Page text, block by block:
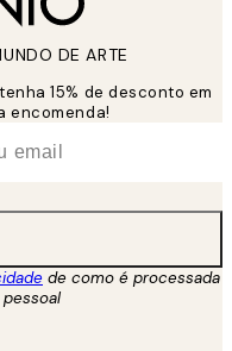
DE ARTE
15% de desconto em
encomenda!
de como é processada